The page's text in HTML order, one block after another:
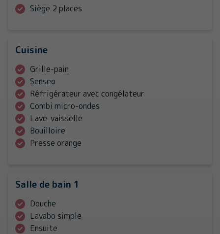
Siège 2 places
Cuisine
Grille-pain
Senseo
Réfrigérateur avec congélateur
Combi micro-ondes
Lave-vaisselle
Bouilloire
Presse orange
Salle de bain 1
Douche
Lavabo simple
Ensuite